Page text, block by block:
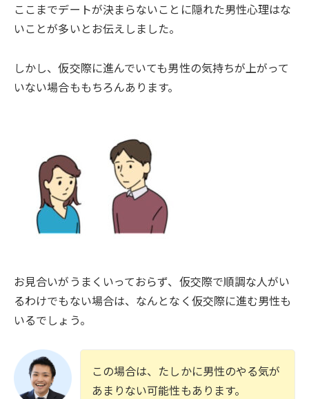
ここまでデートが決まらないことに隠れた男性心理はな
いことが多いとお伝えしました。
しかし、仮交際に進んでいても男性の気持ちが上がって
いない場合ももちろんあります。
お見合いがうまくいっておらず、仮交際で順調な人がい
るわけでもない場合は、なんとなく仮交際に進む男性も
いるでしょう。
この場合は、たしかに男性のやる気が
あまりない可能性もあります。